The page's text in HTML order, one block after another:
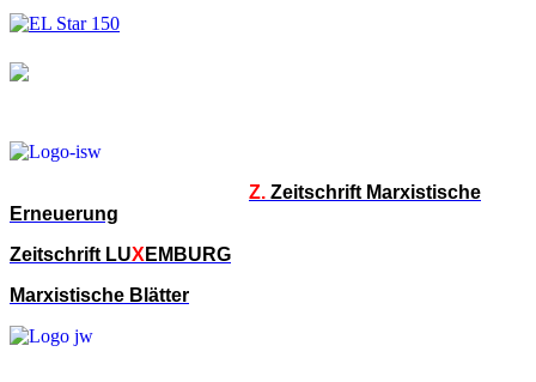
Z. Zeitschrift Marxistische
Erneuerung
Zeitschrift LUX EMBURG
Marxistische Blätter